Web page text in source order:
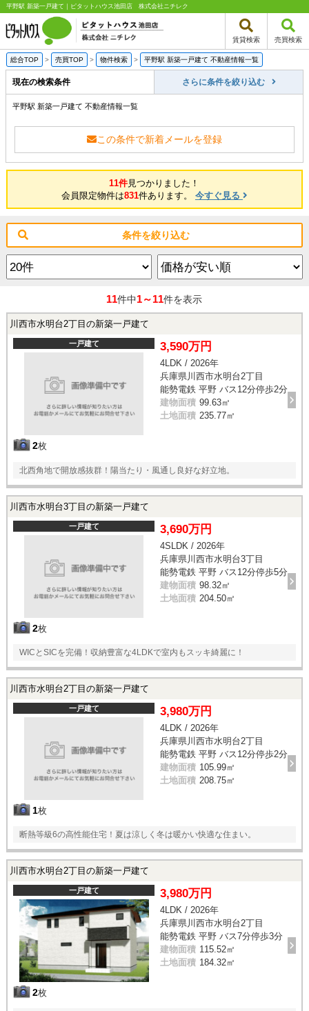
平野駅 新築一戸建て｜ピタットハウス池田店 株式会社ニチレク
賃貸検索 売買検索
総合TOP > 売買TOP > 物件検索 > 平野駅 新築一戸建て 不動産情報一覧
現在の検索条件 さらに条件を絞り込む
平野駅 新築一戸建て 不動産情報一覧
この条件で新着メールを登録
11件見つかりました！
会員限定物件は831件あります。 今すぐ見る
条件を絞り込む
11件中1～11件を表示
川西市水明台2丁目の新築一戸建て
一戸建て
2枚
3,590万円
4LDK / 2026年
兵庫県川西市水明台2丁目
能勢電鉄 平野 バス12分停歩2分
建物面積 99.63㎡
土地面積 235.77㎡
北西角地で開放感抜群！陽当たり・風通し良好な好立地。
川西市水明台3丁目の新築一戸建て
一戸建て
2枚
3,690万円
4SLDK / 2026年
兵庫県川西市水明台3丁目
能勢電鉄 平野 バス12分停歩5分
建物面積 98.32㎡
土地面積 204.50㎡
WICとSICを完備！収納豊富な4LDKで室内もスッキ綺麗に！
川西市水明台2丁目の新築一戸建て
一戸建て
1枚
3,980万円
4LDK / 2026年
兵庫県川西市水明台2丁目
能勢電鉄 平野 バス12分停歩2分
建物面積 105.99㎡
土地面積 208.75㎡
断熱等級6の高性能住宅！夏は涼しく冬は暖かい快適な住まい。
川西市水明台2丁目の新築一戸建て
一戸建て
2枚
3,980万円
4LDK / 2026年
兵庫県川西市水明台2丁目
能勢電鉄 平野 バス7分停歩3分
建物面積 115.52㎡
土地面積 184.32㎡